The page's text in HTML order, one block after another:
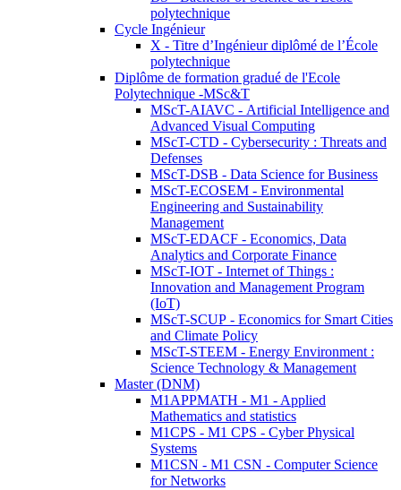
polytechnique
Cycle Ingénieur
X - Titre d’Ingénieur diplômé de l’École
polytechnique
Diplôme de formation gradué de l'Ecole
Polytechnique -MSc&T
MScT-AIAVC - Artificial Intelligence and
Advanced Visual Computing
MScT-CTD - Cybersecurity : Threats and
Defenses
MScT-DSB - Data Science for Business
MScT-ECOSEM - Environmental
Engineering and Sustainability
Management
MScT-EDACF - Economics, Data
Analytics and Corporate Finance
MScT-IOT - Internet of Things :
Innovation and Management Program
(IoT)
MScT-SCUP - Economics for Smart Cities
and Climate Policy
MScT-STEEM - Energy Environment :
Science Technology & Management
Master (DNM)
M1APPMATH - M1 - Applied
Mathematics and statistics
M1CPS - M1 CPS - Cyber Physical
Systems
M1CSN - M1 CSN - Computer Science
for Networks